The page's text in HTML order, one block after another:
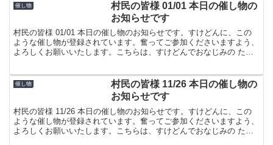
催し物
村民の皆様 01/01 本日の催し物の
お知らせです
村民の皆様 01/01 本日の催し物のお知らせです。すけどんに、この
ような催し物が登録されています。奮ってご参加くださいますよう、
よろしくお願いいたします。こちらは、すけどんでおなじみの たま
催し物
村民の皆様 11/26 本日の催し物の
お知らせです
村民の皆様 11/26 本日の催し物のお知らせです。すけどんに、この
ような催し物が登録されています。奮ってご参加くださいますよう、
よろしくお願いいたします。こちらは、すけどんでおなじみの たま